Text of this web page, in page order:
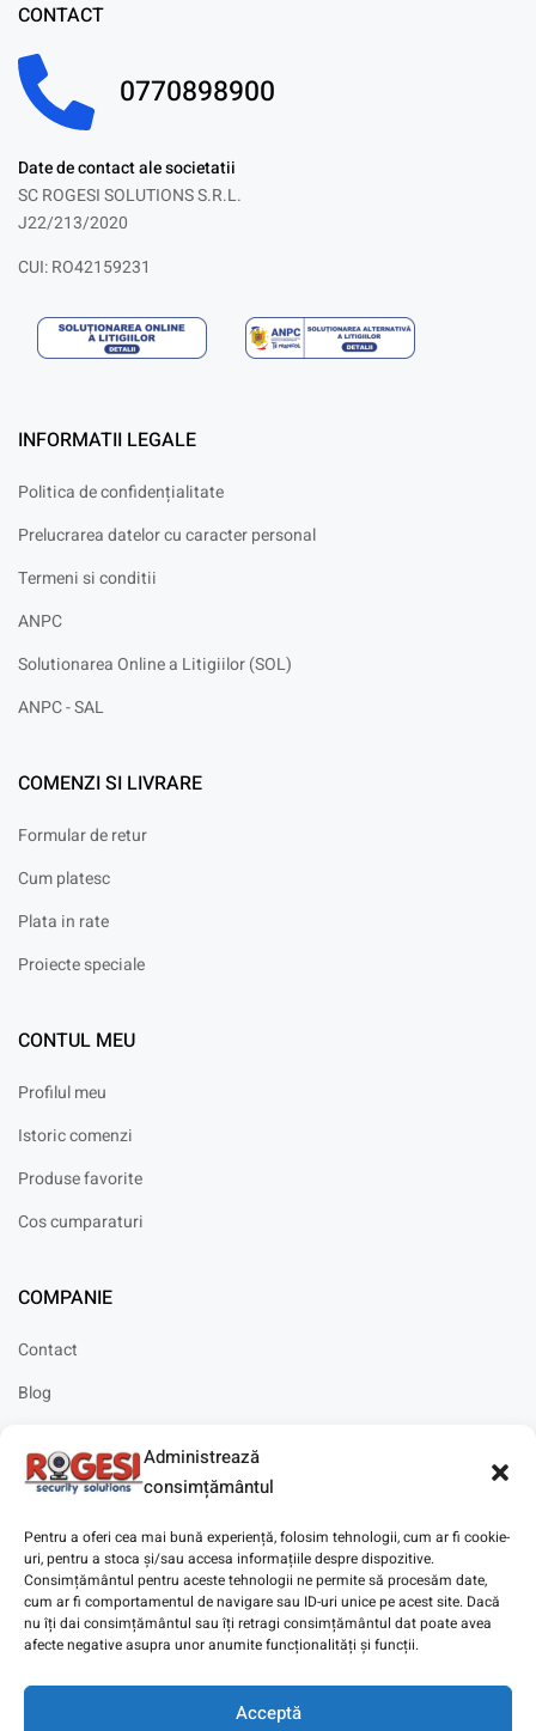
Administrează
consimțământul
Pentru a oferi cea mai bună experiență, folosim tehnologii, cum ar fi cookie-
uri, pentru a stoca și/sau accesa informațiile despre dispozitive.
Consimțământul pentru aceste tehnologii ne permite să procesăm date,
cum ar fi comportamentul de navigare sau ID-uri unice pe acest site. Dacă
nu îți dai consimțământul sau îți retragi consimțământul dat poate avea
afecte negative asupra unor anumite funcționalități și funcții.
Acceptă
CONTACT
0770898900
Date de contact ale societatii
SC ROGESI SOLUTIONS S.R.L.
J22/213/2020
CUI: RO42159231
INFORMATII LEGALE
Politica de confidențialitate
Prelucrarea datelor cu caracter personal
Termeni si conditii
ANPC
Solutionarea Online a Litigiilor (SOL)
ANPC - SAL
COMENZI SI LIVRARE
Formular de retur
Cum platesc
Plata in rate
Proiecte speciale
CONTUL MEU
Profilul meu
Istoric comenzi
Produse favorite
Cos cumparaturi
COMPANIE
Contact
Blog
Solicitare instalare
Copyright © 2025Digitaz.